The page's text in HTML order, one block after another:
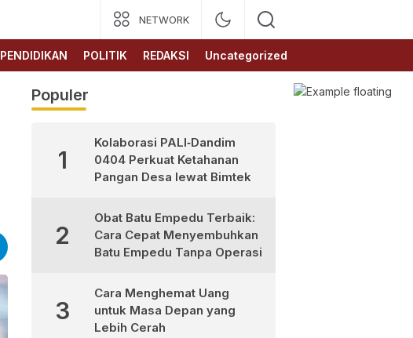
NETWORK
PENDIDIKAN POLITIK REDAKSI Uncategorized
Populer
1
Kolaborasi PALI‑Dandim
0404 Perkuat Ketahanan
Pangan Desa lewat Bimtek
2
Obat Batu Empedu Terbaik:
Cara Cepat Menyembuhkan
Batu Empedu Tanpa Operasi
3
Cara Menghemat Uang
untuk Masa Depan yang
Lebih Cerah